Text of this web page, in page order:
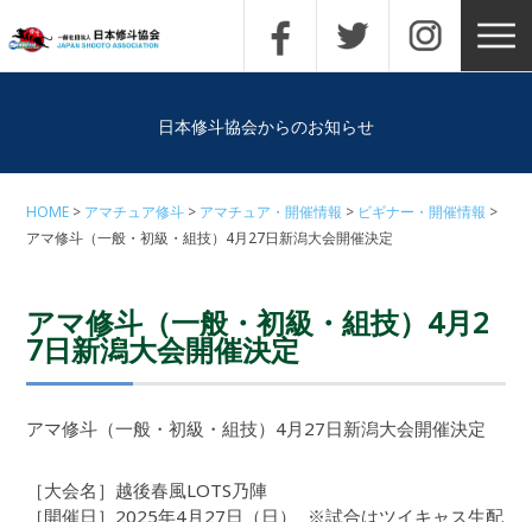
日本修斗協会からのお知らせ
HOME アマチュア修斗 アマチュア・開催情報
ビギナー・開催情報
アマ修斗（一般・初級・組技）4月27日新潟大会開催決定
アマ修斗（一般・初級・組技）4月2
7日新潟大会開催決定
アマ修斗（一般・初級・組技）4月27日新潟大会開催決定
［大会名］越後春風LOTS乃陣
［開催日］2025年4月27日（日） ※試合はツイキャス生配